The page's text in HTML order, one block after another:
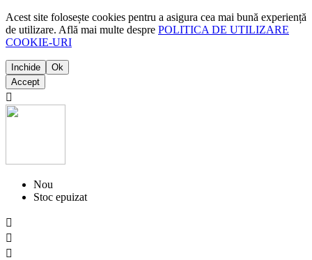
Acest site folosește cookies pentru a asigura cea mai bună experiență
de utilizare. Află mai multe despre POLITICA DE UTILIZARE
COOKIE-URI
Inchide
Ok
Accept

Nou
Stoc epuizat


